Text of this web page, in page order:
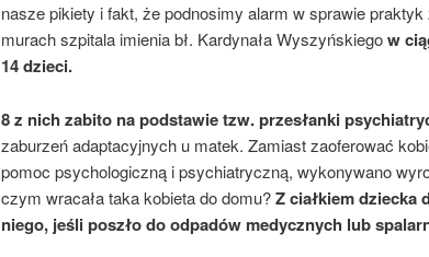
nasze pikiety i fakt, że podnosimy alarm w sprawie
murach szpitala imienia bł. Kardynała Wyszyńskiegow
14 dzieci.
8 z nich zabito na podstawie tzw. przesłanki
zaburzeń adaptacyjnych u matek. Zamiast zaoferować
pomoc psychologiczną i psychiatryczną, wykonywano
czym wracała taka kobieta do domu?Z ciałkiem dziecka
niego, jeśli poszło do odpadów medycznych lub